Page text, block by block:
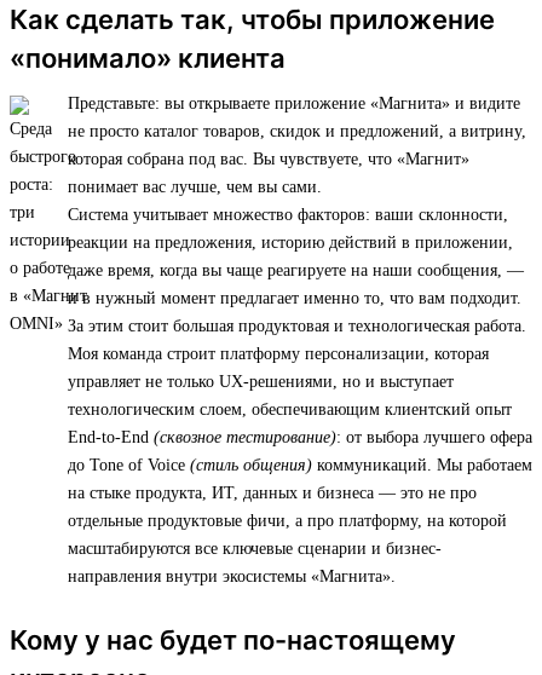
Как сделать так, чтобы приложение
«понимало» клиента
Представьте: вы открываете приложение «Магнита» и видите
не просто каталог товаров, скидок и предложений, а витрину,
которая собрана под вас. Вы чувствуете, что «Магнит»
понимает вас лучше, чем вы сами.
Система учитывает множество факторов: ваши склонности,
реакции на предложения, историю действий в приложении,
даже время, когда вы чаще реагируете на наши сообщения, —
и в нужный момент предлагает именно то, что вам подходит.
За этим стоит большая продуктовая и технологическая работа.
Моя команда строит платформу персонализации, которая
управляет не только UX-решениями, но и выступает
технологическим слоем, обеспечивающим клиентский опыт
End-to-End (сквозное тестирование): от выбора лучшего офера
до Tone of Voice (стиль общения) коммуникаций. Мы работаем
на стыке продукта, ИТ, данных и бизнеса — это не про
отдельные продуктовые фичи, а про платформу, на которой
масштабируются все ключевые сценарии и бизнес-
направления внутри экосистемы «Магнита».
Кому у нас будет по-настоящему